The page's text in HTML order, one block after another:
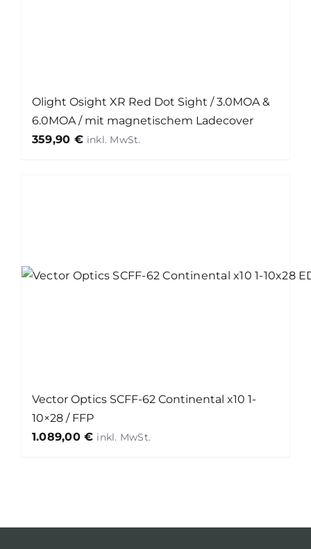
Olight Osight XR Red Dot Sight / 3.0MOA &
6.0MOA / mit magnetischem Ladecover
359,90 €
Vector Optics SCFF-62 Continental x10 1-
10×28 / FFP
1.089,00€